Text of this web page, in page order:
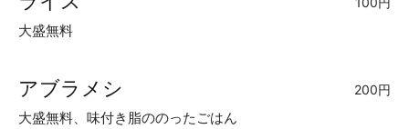
大盛無料
アブラメシ 200円
大盛無料、味付き脂ののったごはん